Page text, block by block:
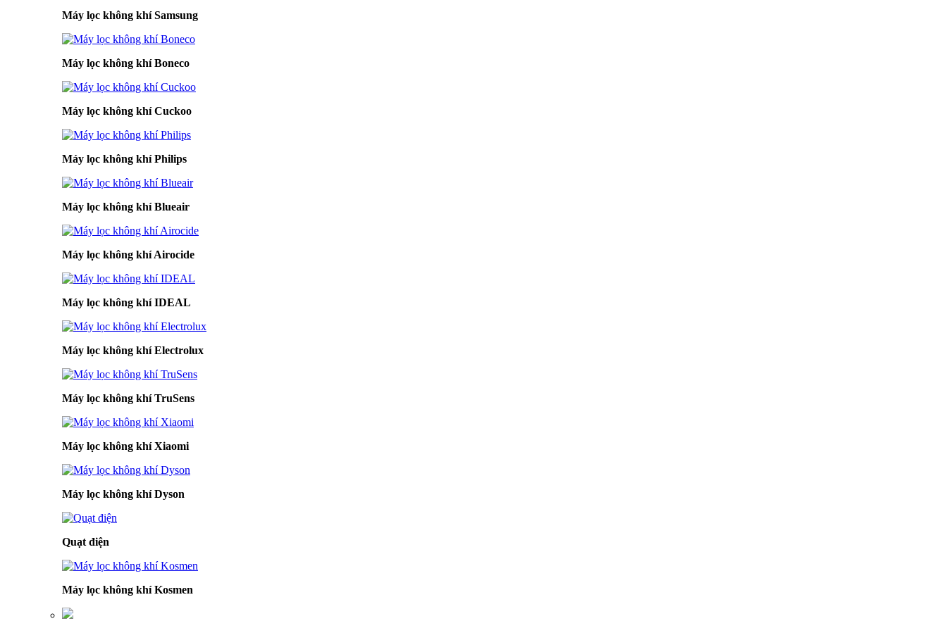
Máy lọc không khí Samsung
Máy lọc không khí Boneco
Máy lọc không khí Cuckoo
Máy lọc không khí Philips
Máy lọc không khí Blueair
Máy lọc không khí Airocide
Máy lọc không khí IDEAL
Máy lọc không khí Electrolux
Máy lọc không khí TruSens
Máy lọc không khí Xiaomi
Máy lọc không khí Dyson
Quạt điện
Máy lọc không khí Kosmen